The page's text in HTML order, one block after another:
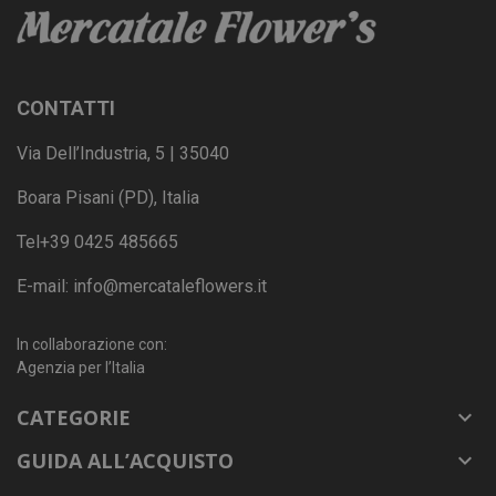
CONTATTI
Via Dell’Industria, 5 | 35040
Boara Pisani (PD), Italia
Tel+39 0425 485665
E-mail: info@mercataleflowers.it
In collaborazione con:
Agenzia per l’Italia
CATEGORIE

GUIDA ALL’ACQUISTO
